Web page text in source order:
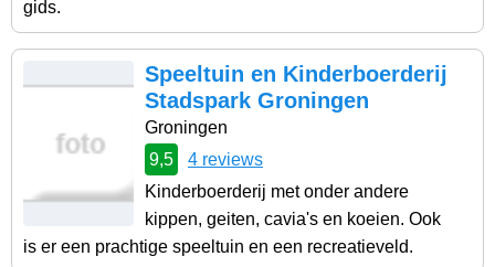
gids.
Speeltuin en Kinderboerderij
Stadspark Groningen
Groningen
9,5
4 reviews
Kinderboerderij met onder andere
kippen, geiten, cavia's en koeien. Ook
is er een prachtige speeltuin en een recreatieveld.